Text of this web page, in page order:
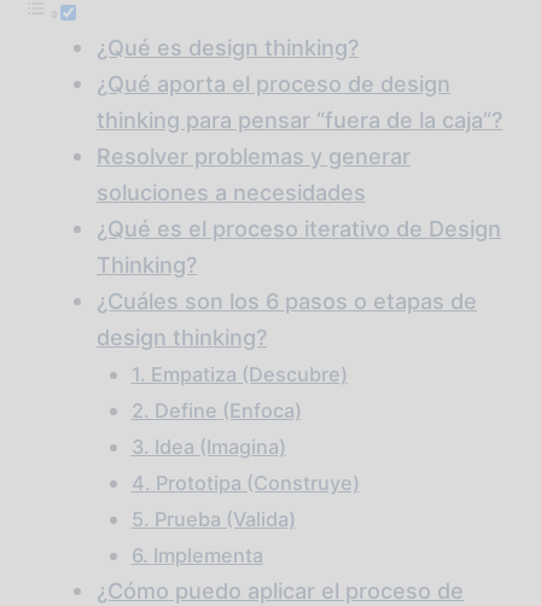
¿Qué es design thinking?
¿Qué aporta el proceso de design
thinking para pensar “fuera de la caja”?
Resolver problemas y generar
soluciones a necesidades
¿Qué es el proceso iterativo de Design
Thinking?
¿Cuáles son los 6 pasos o etapas de
design thinking?
1. Empatiza (Descubre)
2. Define (Enfoca)
3. Idea (Imagina)
4. Prototipa (Construye)
5. Prueba (Valida)
6. Implementa
¿Cómo puedo aplicar el proceso de